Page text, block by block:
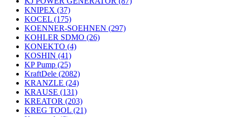
KNIPEX (37)
KOCEL (175)
KOENNER-SOEHNEN (297)
KOHLER SDMO (26)
KONEKTO (4)
KOSHIN (41)
KP Pump (25)
KraftDele (2082)
KRANZLE (24)
KRAUSE (131)
KREATOR (203)
KREG TOOL (21)